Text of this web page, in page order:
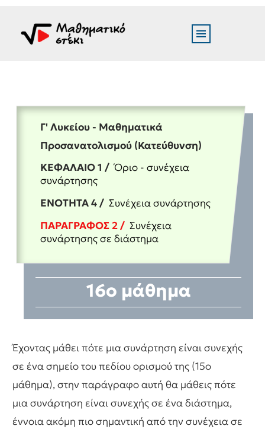
Γ' Λυκείου - Μαθηματικά
Προσανατολισμού (Κατεύθυνση)
ΚΕΦΑΛΑΙΟ 1 / Όριο - συνέχεια
συνάρτησης
ΕΝΟΤΗΤΑ 4 / Συνέχεια συνάρτησης
ΠΑΡΑΓΡΑΦΟΣ 2 / Συνέχεια
συνάρτησης σε διάστημα
16ο μάθημα
Έχοντας μάθει πότε μια συνάρτηση είναι συνεχής
σε ένα σημείο του πεδίου ορισμού της (15ο
μάθημα), στην παράγραφο αυτή θα μάθεις πότε
μια συνάρτηση είναι συνεχής σε ένα διάστημα,
έννοια ακόμη πιο σημαντική από την συνέχεια σε